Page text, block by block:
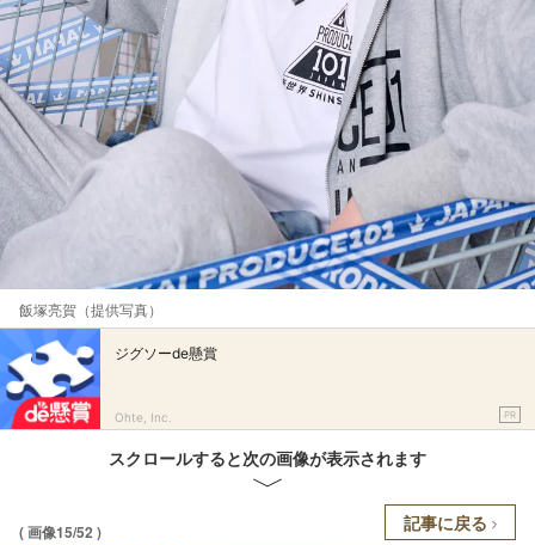
飯塚亮賀（提供写真）
ジグソーde懸賞
Ohte, Inc. PR
スクロールすると次の画像が表示されます
( 画像15/52 ) 記事に戻る